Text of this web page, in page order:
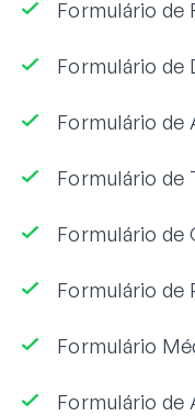
Formulário de
Formulário de
Formulário de
Formulário de
Formulário de
Formulário de
Formulário
Formulário de